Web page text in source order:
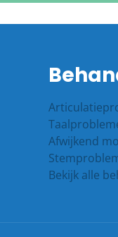
Afwijkend
Bekijk alle